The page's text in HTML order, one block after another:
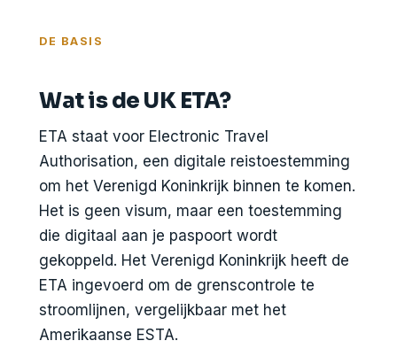
DE BASIS
Wat is de UK ETA?
ETA staat voor Electronic Travel
Authorisation, een digitale reistoestemming
om het Verenigd Koninkrijk binnen te komen.
Het is geen visum, maar een toestemming
die digitaal aan je paspoort wordt
gekoppeld. Het Verenigd Koninkrijk heeft de
ETA ingevoerd om de grenscontrole te
stroomlijnen, vergelijkbaar met het
Amerikaanse ESTA.